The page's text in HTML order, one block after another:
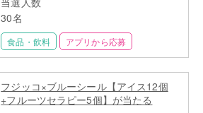
30名
食品・飲料 アプリから応募
フジッコ×ブルーシール【アイス12個
+フルーツセラピー5個】が当たる